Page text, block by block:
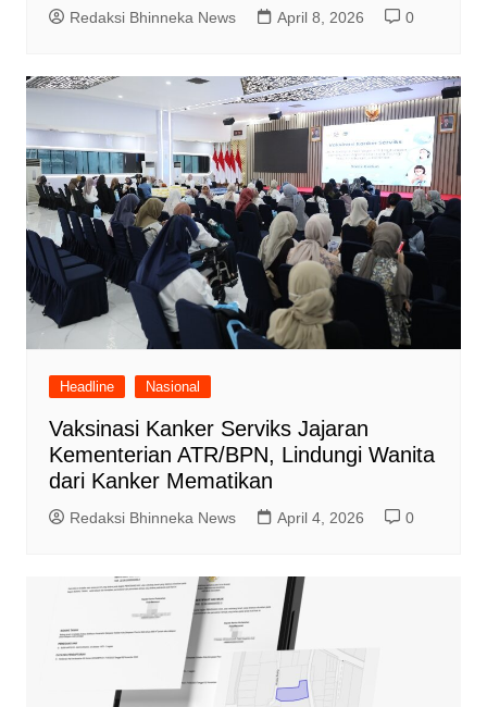
Redaksi Bhinneka News April 8, 2026 0
Headline Nasional
Vaksinasi Kanker Serviks Jajaran
Kementerian ATR/BPN, Lindungi Wanita
dari Kanker Mematikan
Redaksi Bhinneka News April 4, 2026 0